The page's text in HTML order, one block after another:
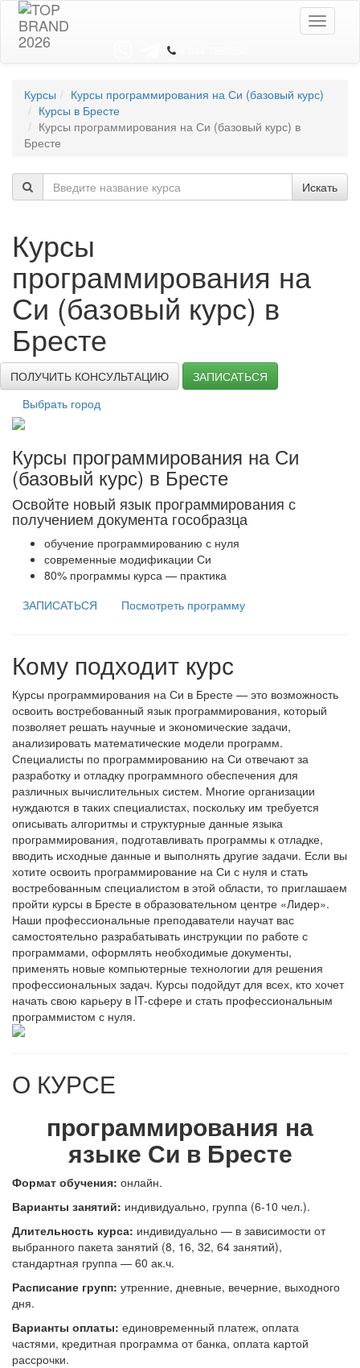
Toggle
Курсы
Курсы программирования на Си (базовый курс)
Курсы в Бресте
Курсы программирования на Си (базовый курс) в
Бресте
Искать
Курсы
программирования на
Си (базовый курс) в
Бресте
ПОЛУЧИТЬ КОНСУЛЬТАЦИЮ
ЗАПИСАТЬСЯ
Выбрать город
Курсы программирования на Си
(базовый курс) в Бресте
Освойте новый язык программирования с
получением документа гособразца
обучение программированию с нуля
современные модификации Си
80% программы курса — практика
ЗАПИСАТЬСЯ
Посмотреть программу
Кому подходит курс
Курсы программирования на Си в Бресте — это возможность
освоить востребованный язык программирования, который
позволяет решать научные и экономические задачи,
анализировать математические модели программ.
Специалисты по программированию на Си отвечают за
разработку и отладку программного обеспечения для
различных вычислительных систем. Многие организации
нуждаются в таких специалистах, поскольку им требуется
описывать алгоритмы и структурные данные языка
программирования, подготавливать программы к отладке,
вводить исходные данные и выполнять другие задачи. Если вы
хотите освоить программирование на Си с нуля и стать
востребованным специалистом в этой области, то приглашаем
пройти курсы в Бресте в образовательном центре «Лидер».
Наши профессиональные преподаватели научат вас
самостоятельно разрабатывать инструкции по работе с
программами, оформлять необходимые документы,
применять новые компьютерные технологии для решения
профессиональных задач. Курсы подойдут для всех, кто хочет
начать свою карьеру в IT-сфере и стать профессиональным
программистом с нуля.
О КУРСЕ
программирования на
языке Си в Бресте
Формат обучения: онлайн.
Варианты занятий: индивидуально, группа (6-10 чел.).
Длительность курса: индивидуально — в зависимости от
выбранного пакета занятий (8, 16, 32, 64 занятий),
стандартная группа — 60 ак.ч.
Расписание групп: утренние, дневные, вечерние, выходного
дня.
Варианты оплаты: единовременный платеж, оплата
частями, кредитная программа от банка, оплата картой
рассрочки.